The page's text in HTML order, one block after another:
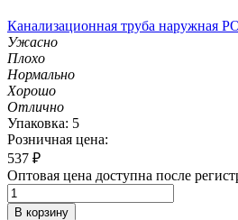
Канализационная труба наружная
Ужасно
Плохо
Нормально
Хорошо
Отлично
Упаковка: 5
Розничная цена:
537 ₽
Оптовая цена доступна после
В корзину